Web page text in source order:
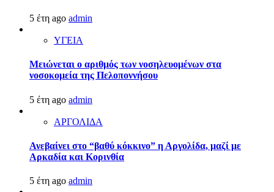
5 έτη ago admin
ΥΓΕΙΑ
Μειώνεται ο αριθμός των νοσηλευομένων στα
νοσοκομεία της Πελοποννήσου
5 έτη ago admin
ΑΡΓΟΛΙΔΑ
Ανεβαίνει στο “βαθύ κόκκινο” η Αργολίδα, μαζί με
Αρκαδία και Κορινθία
5 έτη ago admin